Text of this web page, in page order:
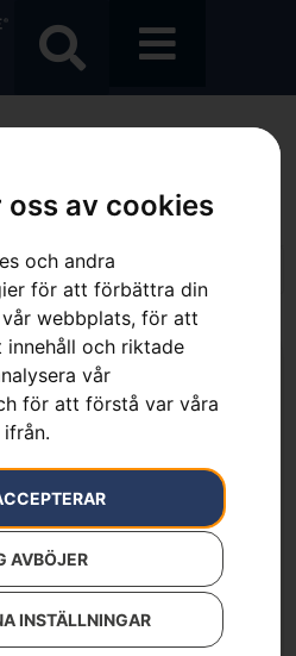
oss av cookies
och andra
för att förbättra din
webbplats, för att
och riktade
vår
för att förstå var våra
AVBÖJER
INSTÄLLNINGAR
R 112C5
35 900kr